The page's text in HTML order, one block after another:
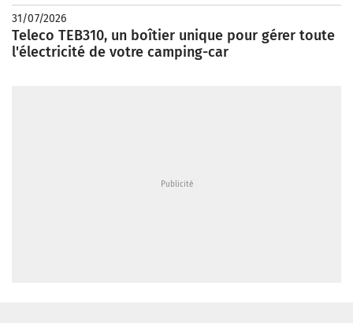
31/07/2026
Teleco TEB310, un boîtier unique pour gérer toute
l'électricité de votre camping-car